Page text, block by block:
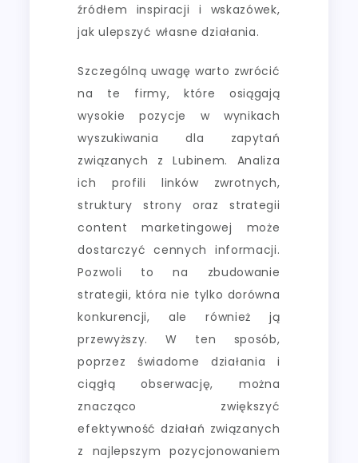
źródłem inspiracji i wskazówek,
jak ulepszyć własne działania.
Szczególną uwagę warto zwrócić
na te firmy, które osiągają
wysokie pozycje w wynikach
wyszukiwania dla zapytań
związanych z Lubinem. Analiza
ich profili linków zwrotnych,
struktury strony oraz strategii
content marketingowej może
dostarczyć cennych informacji.
Pozwoli to na zbudowanie
strategii, która nie tylko dorówna
konkurencji, ale również ją
przewyższy. W ten sposób,
poprzez świadome działania i
ciągłą obserwację, można
znacząco zwiększyć
efektywność działań związanych
z najlepszym pozycjonowaniem